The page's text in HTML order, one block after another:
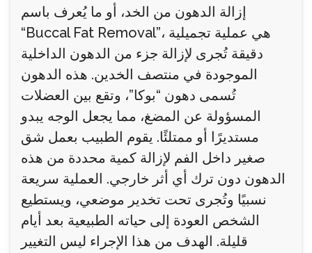
إزالة الدهون من الخد، أو ما يُعرف باسم
“Buccal Fat Removal”، هي عملية تجميلية
دقيقة تُجرى لإزالة جزء من الدهون الداخلية
الموجودة في منتصف الخدين. هذه الدهون
تُسمى دهون “بوكا”، وتقع بين العضلات
المسؤولة عن المضغ، مما يجعل الوجه يبدو
مستديرًا أو ممتلئًا. يقوم الطبيب بعمل شق
صغير داخل الفم لإزالة كمية محددة من هذه
الدهون دون ترك أي أثر خارجي. العملية سريعة
نسبيًا وتُجرى تحت تخدير موضعي، ويستطيع
الشخص العودة إلى حياته الطبيعية بعد أيام
قليلة. الهدف من هذا الإجراء ليس التغيير